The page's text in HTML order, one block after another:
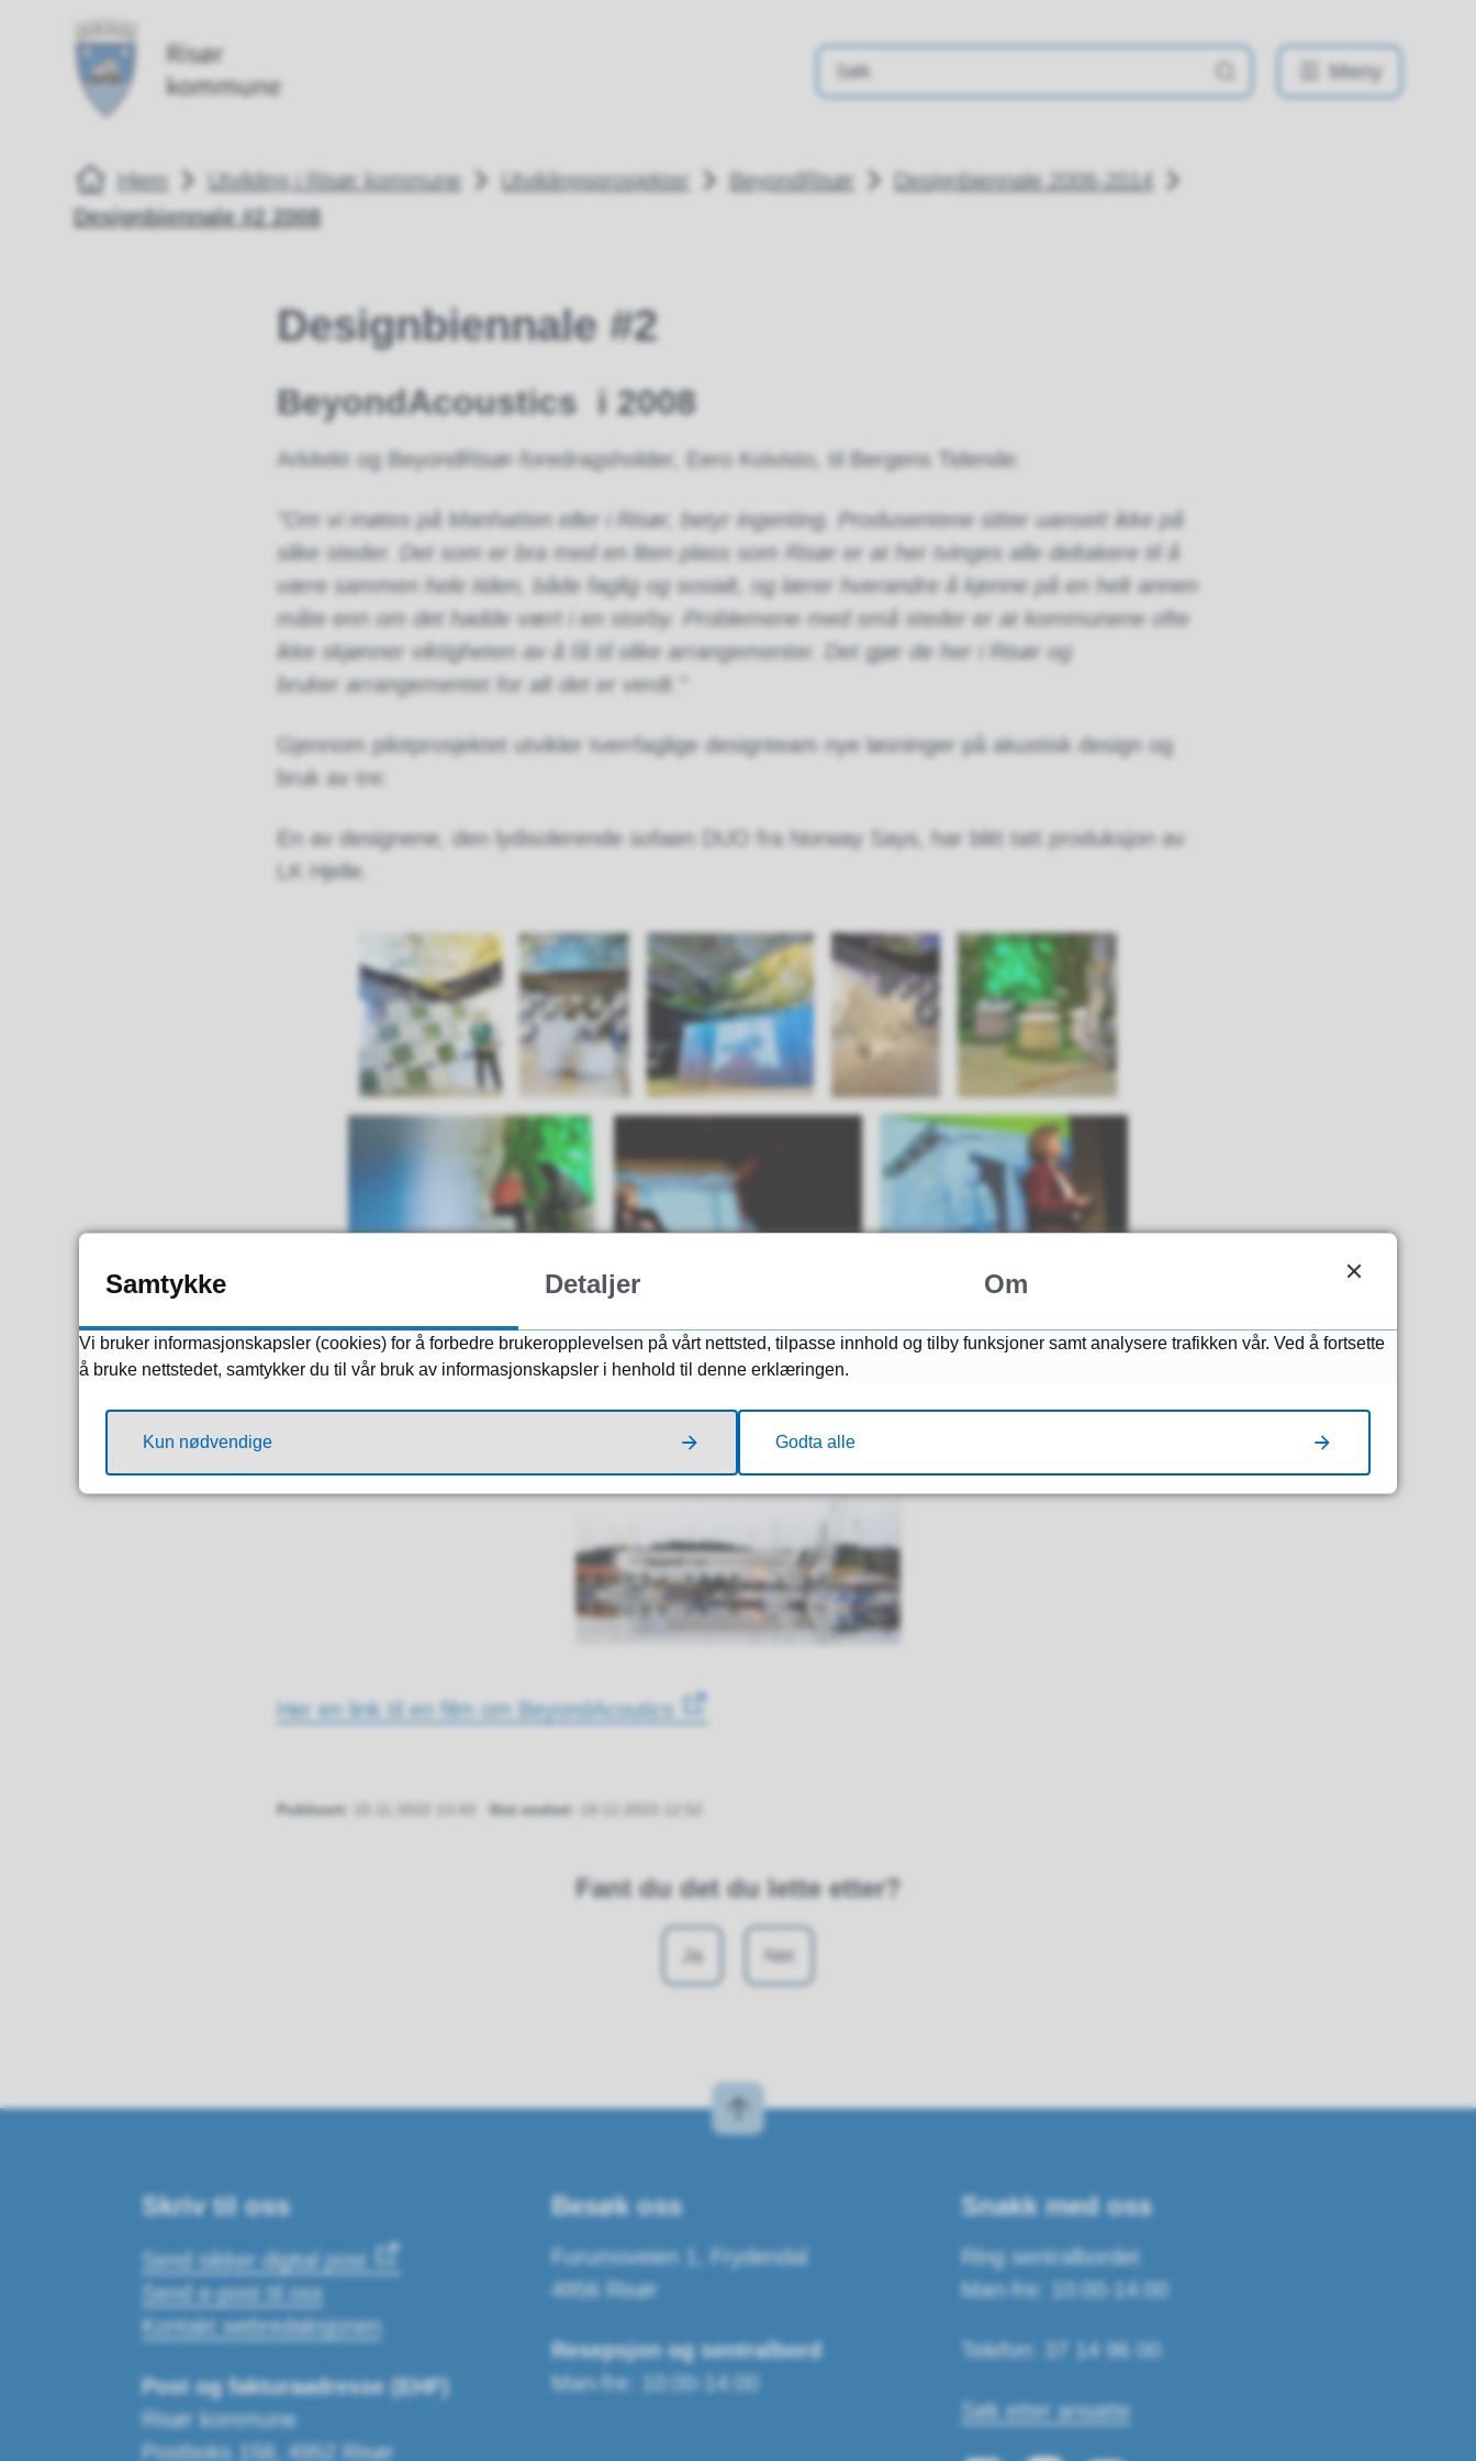
Meny
Du er her:
Hjem Utvikling i Risør kommune Utviklingsprosjekter BeyondRisør
Designbiennale 2006-2014
Designbiennale #2 2008
Designbiennale #2
BeyondAcoustics i 2008
Arkitekt og BeyondRisør-foredragsholder, Eero Koivisto, til Bergens Tidende:​
​”Om vi møtes på Manhatten eller i Risør, betyr ingenting. Produsentene sitter uansett ikke på
slike steder. Det som er bra med en liten plass som Risør er at her tvinges alle deltakere til å
være sammen hele tiden, både faglig og sosialt, og lærer hverandre å kjenne på en helt annen
måte enn om det hadde vært i en storby. Problemene med små steder er at kommunene ofte
ikke skjønner viktigheten av å få til slike arrangementer. Det gjør de her i Risør og
bruker arrangementet for alt det er verdt.”
Gjennom pilotprosjektet utvikler tverrfaglige designteam nye løsninger på akustisk design og
bruk av tre:
En av designene, den lydisolerende sofaen DUO fra Norway Says, har blitt tatt produksjon av
LK Hjelle.
Her en link til en film om BeyondAcoutics
Publisert Sist endret
Fant du det du lette etter?
Ja Nei
Skriv til oss
Send sikker digital post
Send e-post til oss
Kontakt webredaksjonen
Post og fakturaadresse (EHF)
Risør kommune
Postboks 158, 4952 Risør
Besøk oss
Furumoveien 1, Frydendal
4956 Risør
Resepsjon og sentralbord
Man-fre: 10:00-14:00
Snakk med oss
Ring sentralbordet
Man-fre: 10:00-14:00
Telefon: 37 14 96 00
Søk etter ansatte
Samtykke Detaljer Om
Vi bruker informasjonskapsler (cookies) for å forbedre brukeropplevelsen på vårt nettsted, tilpasse innhold og tilby funksjoner samt analysere trafikken vår. Ved å fortsette
å bruke nettstedet, samtykker du til vår bruk av informasjonskapsler i henhold til denne erklæringen.
Kun nødvendige Godta alle